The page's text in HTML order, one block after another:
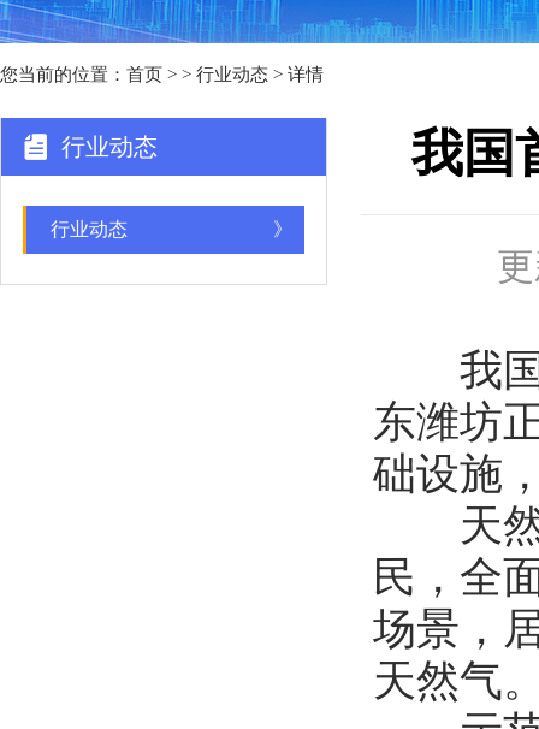
您当前的位置： 首页 > > 行业动态 > 详情
行业动态
行业动态 》
我国
我国
东潍坊
础设施
天然
民，全
场景，
天然气